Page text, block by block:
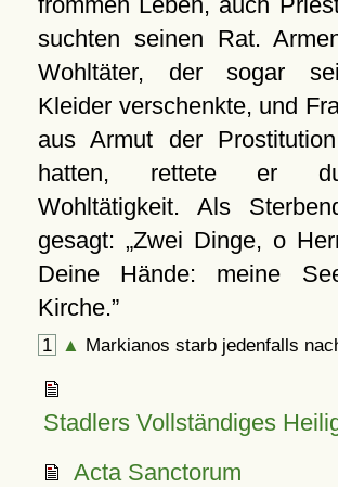
suchten seinen Rat.
Wohltäter, der sogar
Kleider verschenkte, und
aus Armut der
hatten, rettete er
Wohltätigkeit. Als
gesagt:
Zwei Dinge, o
Deine Hände: meine
Kirche.
1 ▲ Markianos starb jedenfalls
Stadlers Vollständiges
Acta Sanctorum